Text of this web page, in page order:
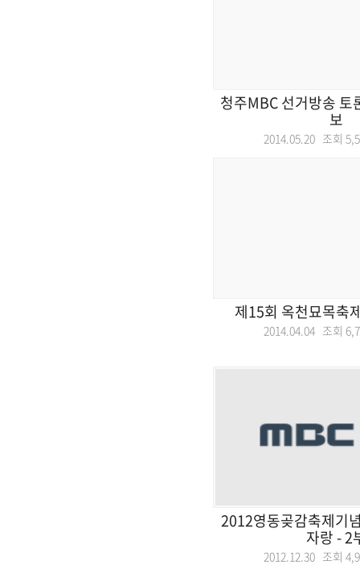
청주MBC 선거방송 토
보
2014.05.20 조회
제15회 옥천묘목축
2014.04.04 조회
2012영동곶감축제기
자랑 - 2
2012.12.30 조회